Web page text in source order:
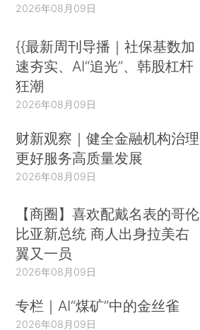
2026年08月09日
{{最新周刊导播｜社保基数加
速夯实、AI“追光”、韩股杠杆
狂潮
2026年08月09日
财新观察｜健全金融机构治理
更好服务高质量发展
2026年08月09日
【商圈】喜欢配戴名表的哥伦
比亚新总统 商人出身拉美右
翼又一员
2026年08月09日
专栏｜AI“煤矿”中的金丝雀
2026年08月09日